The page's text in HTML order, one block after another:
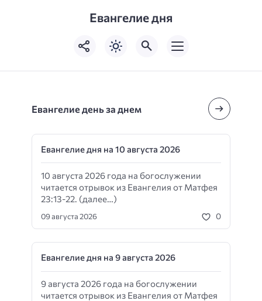
Евангелие дня
Евангелие день за днем
Евангелие дня на 10 августа 2026
10 августа 2026 года на богослужении
читается отрывок из Евангелия от Матфея
23:13-22. (далее…)
09 августа 2026 0
Евангелие дня на 9 августа 2026
9 августа 2026 года на богослужении
читается отрывок из Евангелия от Матфея